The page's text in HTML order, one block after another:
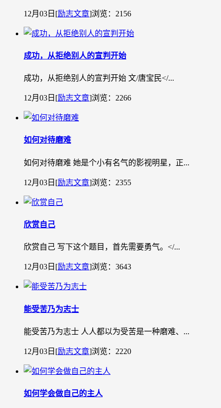
12月03日 [励志文章]浏览：2156
成功，从拒绝别人的宣判开始
成功，从拒绝别人的宣判开始 文/唐宝民˂/...
12月03日 [励志文章]浏览：2266
如何对待磨难
如何对待磨难 她是个小有名气的影视明星，正...
12月03日 [励志文章]浏览：2355
欣赏自己
欣赏自己 写下这个题目，首先需要勇气。˂/...
12月03日 [励志文章]浏览：3643
能受苦乃为志士
能受苦乃为志士 人人都以为受苦是一种磨难、...
12月03日 [励志文章]浏览：2220
如何学会做自己的主人